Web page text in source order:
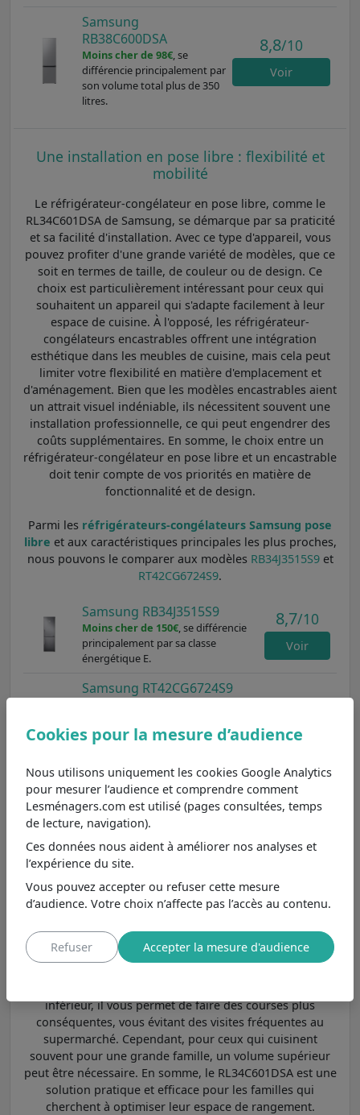
Samsung
RB38C600DSA
Moins cher de 98€, se
différencie principalement par
son volume total plus de 350
litres.
8,8/10
Voir
Une installation en pose libre : flexibilité et
mobilité
Le réfrigérateur-congélateur en pose libre, comme le
RL34C601DSA de Samsung, se démarque par sa praticité
et sa facilité d'installation. Avec ce type d'appareil, vous
pouvez profiter d'une grande variété de modèles, que ce
soit en termes de taille, de couleur ou de design. Ce
choix est particulièrement intéressant pour ceux qui
souhaitent un appareil qui s'adapte facilement à leur
espace de cuisine. À l'opposé, les réfrigérateur-
congélateurs encastrables offrent une intégration
esthétique dans les meubles de cuisine, mais cela peut
limiter votre flexibilité en matière d'emplacement et
d'aménagement. Bien que les modèles encastrables aient
un attrait visuel indéniable, ils nécessitent souvent une
installation professionnelle, ce qui peut engendrer des
coûts supplémentaires. En somme, le choix entre un
réfrigérateur-congélateur en pose libre et un encastrable
doit tenir compte de vos priorités en matière de
fonctionnalité et de design.
Parmi les réfrigérateurs-congélateurs Samsung pose
libre et aux caractéristiques principales les plus proches,
nous pouvons le comparer aux modèles RB34J3515S9et
RT42CG6724S9.
Samsung RB34J3515S9
Moins cher de 150€, se différencie
principalement par sa classe
énergétique E.
8,7/10
Voir
Samsung RT42CG6724S9
énergétique E et son volume total
8,6/10
Voir
Une capacité de réfrigération et congélation
spacieuse de 344 L pour les grandes familles
ou amateurs de cuisine
Le réfrigérateur-congélateur de 344 L est une option
parfaite pour les ménages qui aiment cuisiner et stocker
des aliments en quantité. Avec le RL34C601DSA de
tous vos produits alimentaires. Ce modèle est souvent
plus économe en énergie que les appareils de plus
inférieur, il vous permet de faire des courses plus
conséquentes, vous évitant des visites fréquentes au
supermarché. Cependant, pour ceux qui cuisinent
souvent pour une grande famille, un volume supérieur
peut être nécessaire. En somme, le RL34C601DSA est une
solution pratique et efficace pour les familles qui
cherchent à optimiser leur espace de rangement.
Cookies pour la mesure d’audience
Nous utilisons uniquement les cookies Google Analytics
pour mesurer l’audience et comprendre comment
Lesménagers.com est utilisé (pages consultées, temps
de lecture, navigation).
Ces données nous aident à améliorer nos analyses et
l’expérience du site.
Vous pouvez accepter ou refuser cette mesure
d’audience. Votre choix n’affecte pas l’accès au contenu.
Refuser Accepter la mesure d'audience